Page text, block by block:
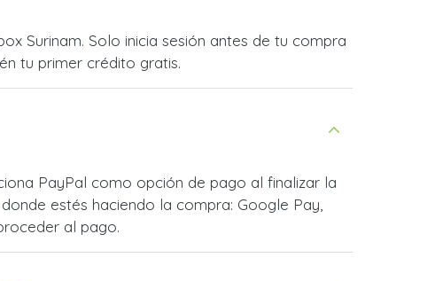
Surinam. Solo inicia sesión antes de tu compra
tu primer crédito gratis.
PayPal como opción de pago al finalizar la
estés haciendo la compra: Google Pay,
al pago.